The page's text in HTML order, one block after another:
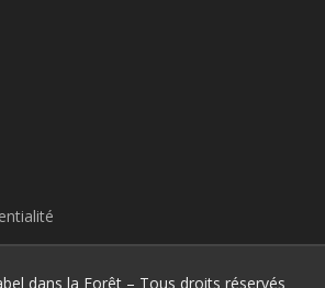
dans la Forêt – Tous droits réservés